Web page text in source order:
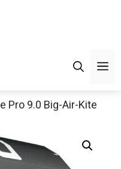
Pro 9.0 Big-Air-Kite